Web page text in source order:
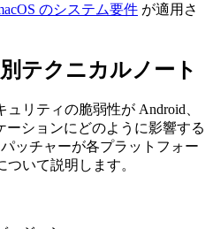
のシステム要件 が適用さ
テクニカルノート
リティの脆弱性が Android、
ーションにどのように影響する
ッチャーが各プラットフォー
いて説明します。